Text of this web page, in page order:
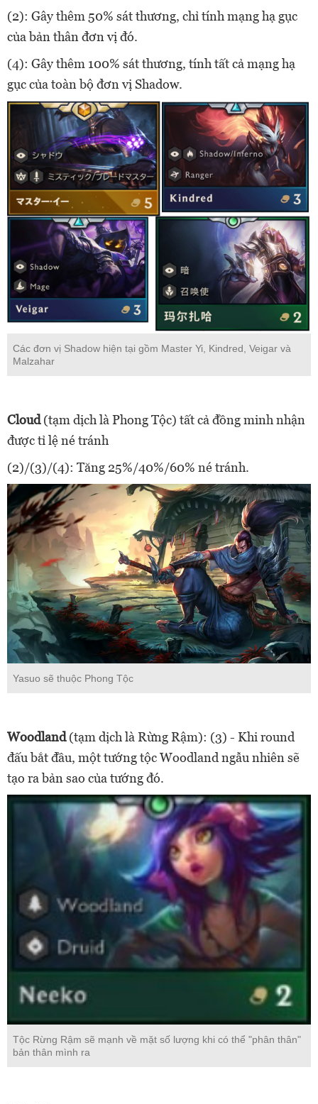
(2): Gây thêm 50% sát thương, chỉ tính mạng hạ gục
của bản thân đơn vị đó.
(4): Gây thêm 100% sát thương, tính tất cả mạng hạ
gục của toàn bộ đơn vị Shadow.
Các đơn vị Shadow hiện tại gồm Master Yi, Kindred, Veigar và
Malzahar
Cloud(tạm dịch là Phong Tộc) tất cả đồng minh nhận
được tỉ lệ né tránh
(2)/(3)/(4): Tăng 25%/40%/60% né tránh.
Yasuo sẽ thuộc Phong Tộc
Woodland(tạm dịch là Rừng Rậm): (3) - Khi round
đấu bắt đầu, một tướng tộc Woodland ngẫu nhiên sẽ
tạo ra bản sao của tướng đó.
Tộc Rừng Rậm sẽ mạnh về mặt số lượng khi có thể "phân thân"
bản thân mình ra